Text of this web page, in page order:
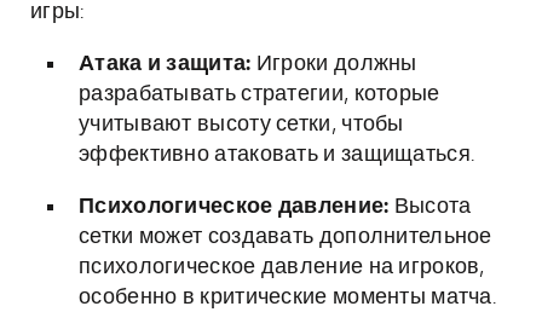
игры:
Атака и защита: Игроки должны
разрабатывать стратегии, которые
учитывают высоту сетки, чтобы
эффективно атаковать и защищаться.
Психологическое давление: Высота
сетки может создавать дополнительное
психологическое давление на игроков,
особенно в критические моменты матча.